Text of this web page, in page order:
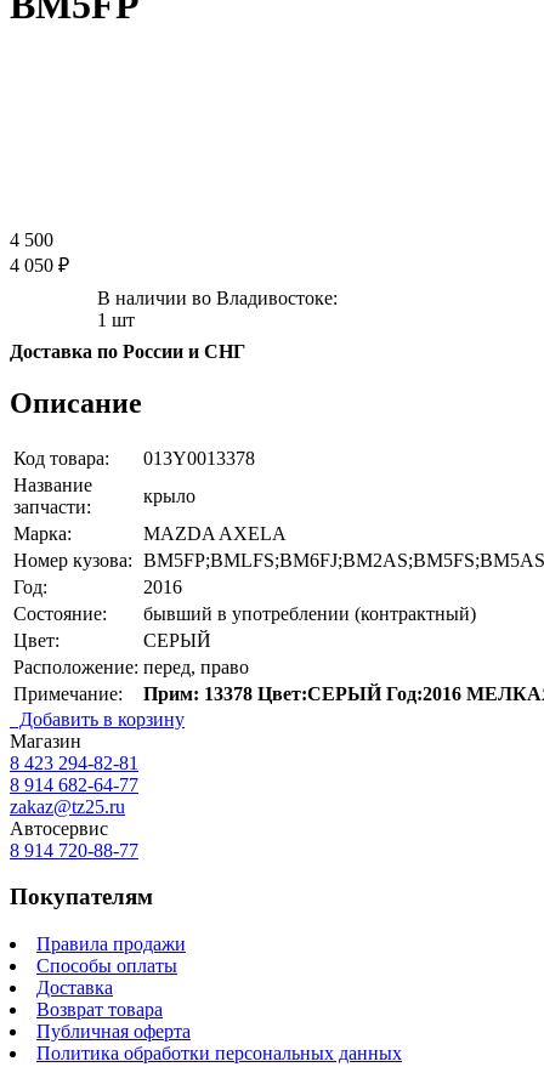
4 500
4 050 ₽
В наличии во Владивостоке:
1 шт
Доставка по России и СНГ
Описание
Код товара:
013Y0013378
Название
запчасти:
крыло
Марка:
MAZDA AXELA
Номер кузова:
Год:
2016
Состояние:
бывший в употреблении (контрактный)
Цвет:
СЕРЫЙ
Расположение: перед, право
Примечание:
Прим: 13378 Цвет:СЕРЫЙ Год:2016
Добавить в корзину
Магазин
8 423 294-82-81
8 914 682-64-77
zakaz@tz25.ru
Автосервис
8 914 720-88-77
Покупателям
Правила продажи
Способы оплаты
Доставка
Возврат товара
Публичная оферта
Политика обработки персональных данных